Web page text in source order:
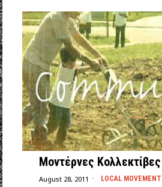
Μοντέρνες Κολλεκτίβες
August 28, 2011 LOCAL MOVEMENT